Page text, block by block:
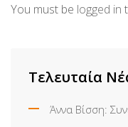
You must be logged in
Τελευταία
Άννα Βίσση: